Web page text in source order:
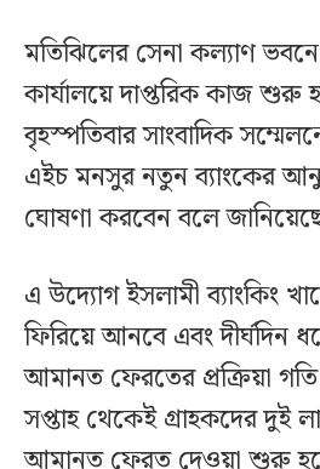
মতিঝিলের সেনা কল্যাণ ভবনে
কার্যালয়ে দাপ্তরিক কাজ
বৃহস্পতিবার সাংবাদিক
এইচ মনসুর নতুন ব্যাংকের
ঘোষণা করবেন বলে
এ উদ্যোগ ইসলামী ব্যাংকিং
ফিরিয়ে আনবে এবং দীর্ঘদিন
আমানত ফেরতের প্রক্রিয়া
সপ্তাহ থেকেই গ্রাহকদের দুই